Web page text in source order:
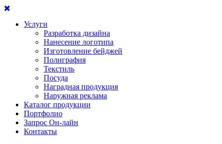
Услуги
Разработка дизайна
Нанесение логотипа
Изготовление бейджей
Полиграфия
Текстиль
Посуда
Наградная продукция
Наружная реклама
Каталог продукции
Портфолио
Запрос Он-лайн
Контакты